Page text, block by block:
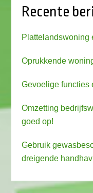
Recente
Plattelandswoning
Oprukkende
Gevoelige functies
Omzetting
goed op!
Gebruik
dreigende